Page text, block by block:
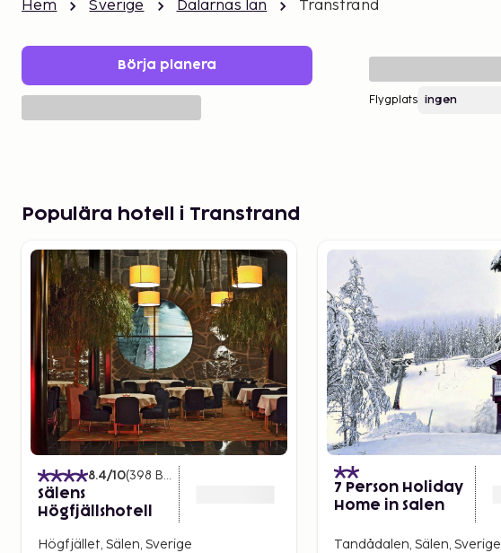
Hem Sverige Dalarnas län Transtrand
Börja planera
Flygplats
Populära hotell i Transtrand
8.4/10(398 Betyg
Sälens
Högfjällshotell
Högfjället, Sälen, Sverige
7 Person Holiday
Home in Salen
Tandådalen, Sälen, Sverige